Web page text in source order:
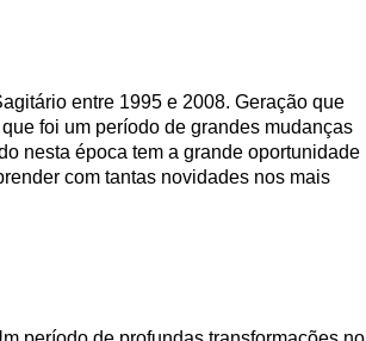
entre 1995 e 2008. Geração que
foi um período de grandes mudanças
nesta época tem a grande oportunidade
com tantas novidades nos mais